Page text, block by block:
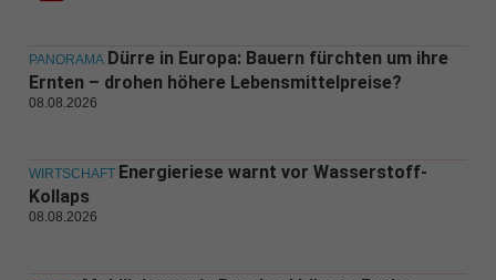
PANORAMA Dürre in Europa: Bauern fürchten um ihre
Ernten – drohen höhere Lebensmittelpreise?
08.08.2026
WIRTSCHAFT Energieriese warnt vor Wasserstoff-
Kollaps
08.08.2026